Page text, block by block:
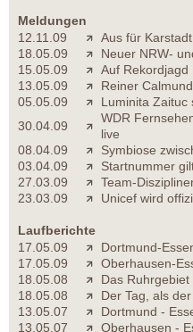
Meldungen
12.11.09
Aus für
18.05.09
Neuer NRW-
15.05.09
Auf Rekordjagd
13.05.09
Reiner
05.05.09
Luminita Zaituc
30.04.09
WDR
live
08.04.09
Symbiose
03.04.09
Startnummer
27.03.09
Team-
23.03.09
Unicef wird
Laufberichte
17.05.09
Dortmund-
17.05.09
Oberhausen-
18.05.08
Das
18.05.08
Der Tag, als
13.05.07
Dortmund -
13.05.07
Oberhausen -